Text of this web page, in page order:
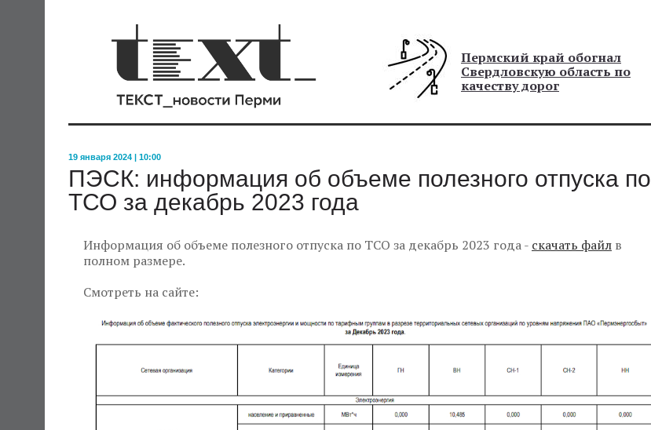
Пермский край обогнал
Свердловскую область по
качеству дорог
19 января 2024 | 10:00
ПЭСК: информация об объеме полезного отпуска по
ТСО за декабрь 2023 года
Информация об объеме полезного отпуска по ТСО за декабрь 2023 года - скачать файл в
полном размере.
Смотреть на сайте: